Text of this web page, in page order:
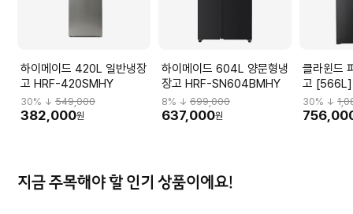
하이메이드 420L 일반냉장
고 HRF-420SMHY
30% ↓ 549,000
382,000원
하이메이드 604L 양문형냉
장고 HRF-SN604BMHY
8% ↓699,000
637,000원
클라윈드
고 [566L]
30% ↓
지금 주목해야 할 인기 상품이에요!